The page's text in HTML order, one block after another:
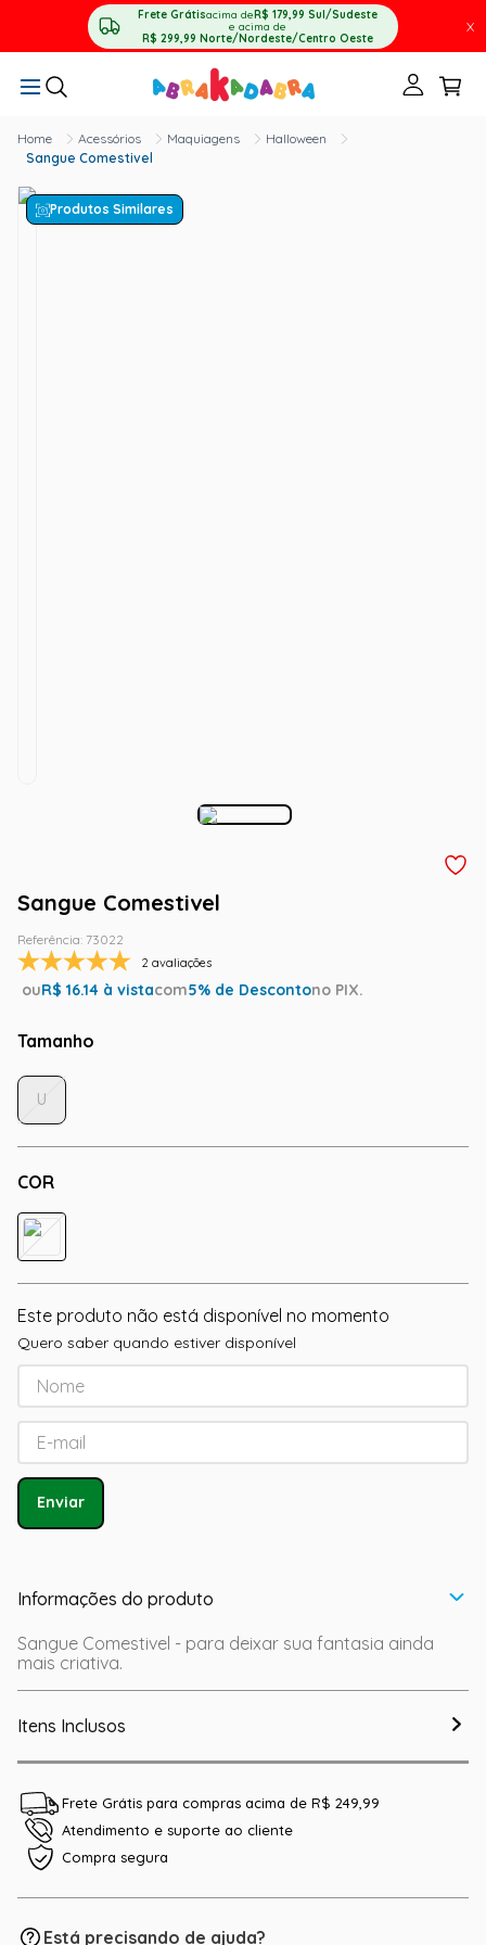
Frete Grátisacima deR$ 179,99 Sul/Sudeste
e acima de
R$ 299,99 Norte/Nordeste/Centro Oeste
X
Acessórios Maquiagens
Halloween
Sangue Comestivel
Produtos Similares
Sangue Comestivel
Referência: 73022
2 avaliações
ouR$ 16.14 à vistacom5% de Descontono PIX.
Tamanho
COR
U
Este produto não está disponível no momento
Quero saber quando estiver disponível
Enviar
Informações do produto
Sangue Comestivel - para deixar sua fantasia ainda
mais criativa.
Itens Inclusos
Frete Grátis para compras acima de R$ 249,99
Atendimento e suporte ao cliente
Compra segura
Está precisando de ajuda?